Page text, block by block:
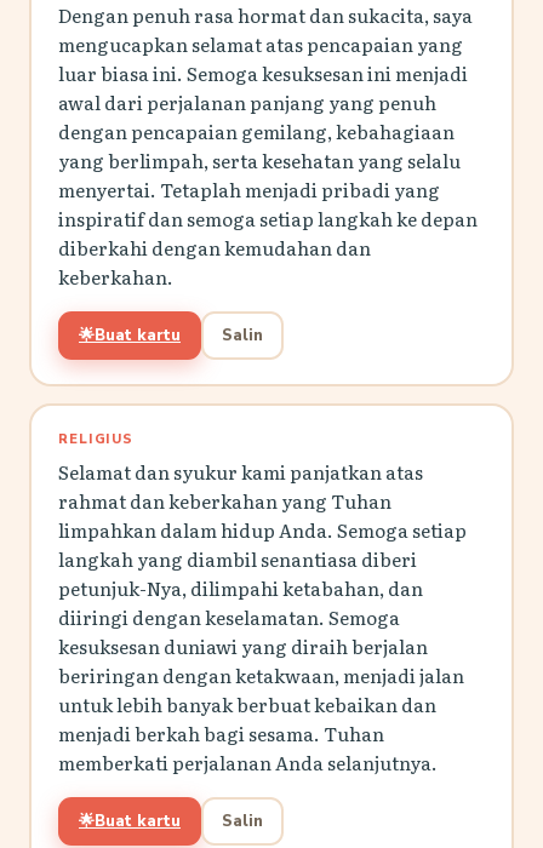
Dengan penuh rasa hormat dan sukacita, saya
mengucapkan selamat atas pencapaian yang
luar biasa ini. Semoga kesuksesan ini menjadi
awal dari perjalanan panjang yang penuh
dengan pencapaian gemilang, kebahagiaan
yang berlimpah, serta kesehatan yang selalu
menyertai. Tetaplah menjadi pribadi yang
inspiratif dan semoga setiap langkah ke depan
diberkahi dengan kemudahan dan
keberkahan.
🌟Buat kartu Salin
RELIGIUS
Selamat dan syukur kami panjatkan atas
rahmat dan keberkahan yang Tuhan
limpahkan dalam hidup Anda. Semoga setiap
langkah yang diambil senantiasa diberi
petunjuk-Nya, dilimpahi ketabahan, dan
diiringi dengan keselamatan. Semoga
kesuksesan duniawi yang diraih berjalan
beriringan dengan ketakwaan, menjadi jalan
untuk lebih banyak berbuat kebaikan dan
menjadi berkah bagi sesama. Tuhan
memberkati perjalanan Anda selanjutnya.
🌟Buat kartu Salin